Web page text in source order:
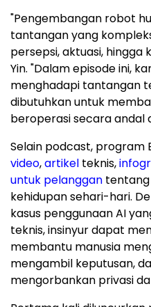
"Pengembangan robot
tantangan yang
persepsi, aktuasi, hingga
Yin. "Dalam episode ini,
menghadapi tantangan
dibutuhkan untuk
beroperasi secara andal
Selain podcast, program
video,artikel teknis,
untuk pelanggan
kehidupan sehari-hari.
kasus penggunaan AI
teknis, insinyur dapat
membantu manusia
mengambil keputusan,
mengorbankan privasi